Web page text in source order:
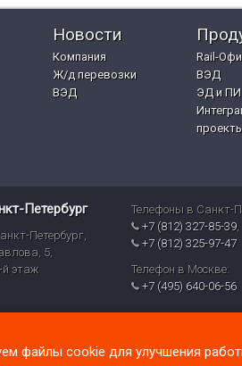
Новости
Компания
Ж/д перевозки
ВЭД
Rail-
ВЭД
ЭД и ПИ
Петербург
Петербург
5,
й этаж
Телефоны в Санкт-
+7 (812) 327-85-39,
+7 (812) 325-97-47
Телефон в Москве:
+7 (495) 640-06-56
файлы cookie для улучшения